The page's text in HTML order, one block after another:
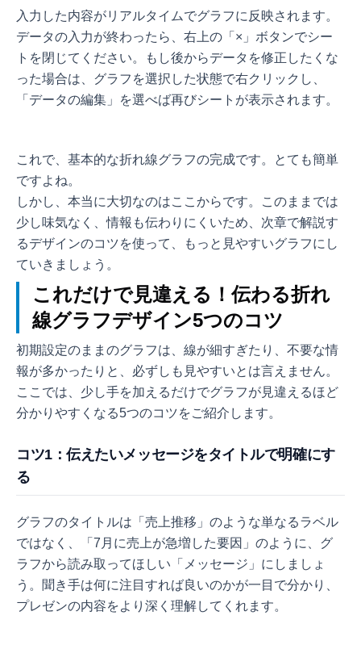
入力した内容がリアルタイムでグラフに反映されます。
データの入力が終わったら、右上の「×」ボタンでシー
トを閉じてください。もし後からデータを修正したくな
った場合は、グラフを選択した状態で右クリックし、
「データの編集」を選べば再びシートが表示されます。
これで、基本的な折れ線グラフの完成です。とても簡単
ですよね。
しかし、本当に大切なのはここからです。このままでは
少し味気なく、情報も伝わりにくいため、次章で解説す
るデザインのコツを使って、もっと見やすいグラフにし
ていきましょう。
これだけで見違える！伝わる折れ
線グラフデザイン5つのコツ
初期設定のままのグラフは、線が細すぎたり、不要な情
報が多かったりと、必ずしも見やすいとは言えません。
ここでは、少し手を加えるだけでグラフが見違えるほど
分かりやすくなる5つのコツをご紹介します。
コツ1：伝えたいメッセージをタイトルで明確にす
る
グラフのタイトルは「売上推移」のような単なるラベル
ではなく、「7月に売上が急増した要因」のように、グ
ラフから読み取ってほしい「メッセージ」にしましょ
う。聞き手は何に注目すれば良いのかが一目で分かり、
プレゼンの内容をより深く理解してくれます。